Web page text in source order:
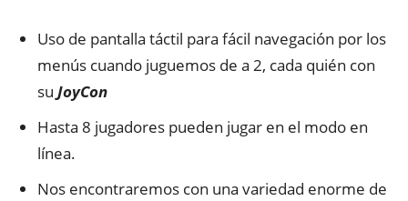
Uso de pantalla táctil para fácil navegación por los
menús cuando juguemos de a 2, cada quién con
su JoyCon
Hasta 8 jugadores pueden jugar en el modo en
línea.
Nos encontraremos con una variedad enorme de